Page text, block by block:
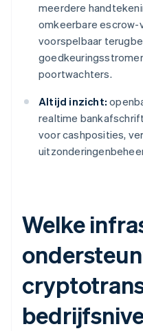
meerdere
omkeerbare escrow-
voorspelbaar
poortwachters.
Altijd inzicht:
realtime
voor cashposities,
Welke